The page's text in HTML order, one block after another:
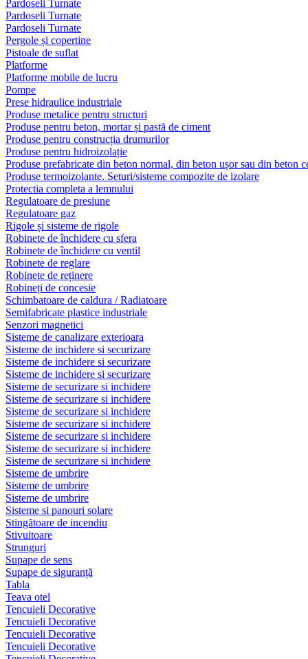
Pardoseli Turnate
Pardoseli Turnate
Pardoseli Turnate
Pergole și copertine
Pistoale de suflat
Platforme
Platforme mobile de lucru
Pompe
Prese hidraulice industriale
Produse metalice pentru structuri
Produse pentru beton, mortar și pastă de ciment
Produse pentru construcția drumurilor
Produse pentru hidroizolație
Produse prefabricate din beton normal, din beton ușor sau din beton
Produse termoizolante. Seturi/sisteme compozite de izolare
Protectia completa a lemnului
Regulatoare de presiune
Regulatoare gaz
Rigole și sisteme de rigole
Robinete de închidere cu sfera
Robinete de închidere cu ventil
Robinete de reglare
Robinete de reținere
Robineți de concesie
Schimbatoare de caldura / Radiatoare
Semifabricate plastice industriale
Senzori magnetici
Sisteme de canalizare exterioara
Sisteme de inchidere si securizare
Sisteme de inchidere si securizare
Sisteme de inchidere si securizare
Sisteme de securizare si inchidere
Sisteme de securizare si inchidere
Sisteme de securizare si inchidere
Sisteme de securizare si inchidere
Sisteme de securizare si inchidere
Sisteme de securizare si inchidere
Sisteme de securizare si inchidere
Sisteme de umbrire
Sisteme de umbrire
Sisteme de umbrire
Sisteme si panouri solare
Stingătoare de incendiu
Stivuitoare
Strunguri
Supape de sens
Supape de siguranță
Tabla
Teava otel
Tencuieli Decorative
Tencuieli Decorative
Tencuieli Decorative
Tencuieli Decorative